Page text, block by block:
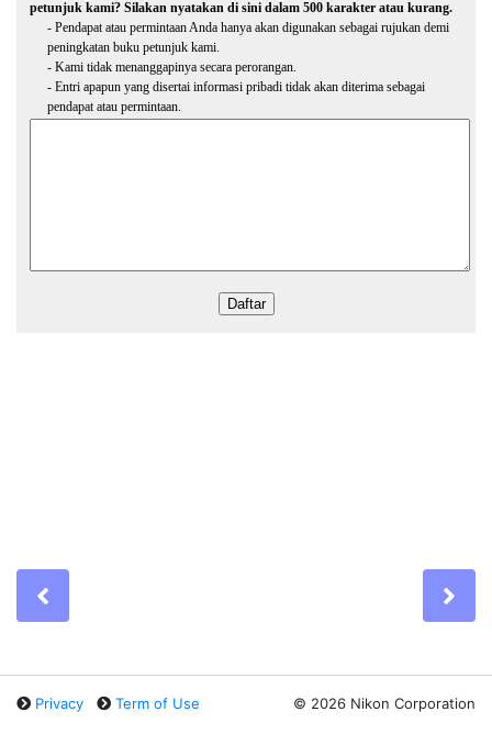
Privacy Term of Use © 2026 Nikon Corporation